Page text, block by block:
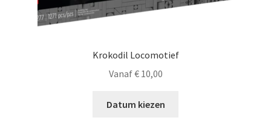
Krokodil Locomotief
Vanaf€10,00
Datum kiezen